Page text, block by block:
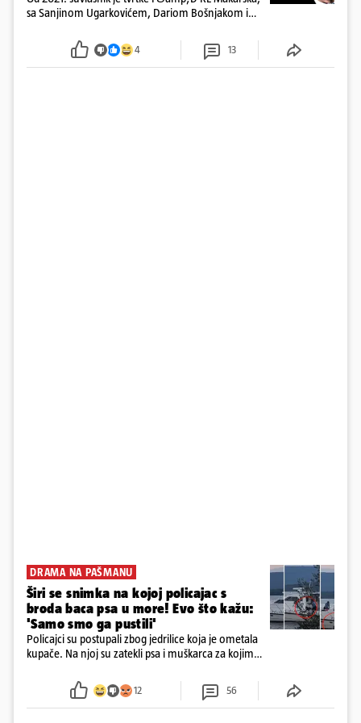
sa Sanjinom Ugarkovićem, Dariom Bošnjakom i
poslovanje nekretninama, a od osnutka nema
zaposlenih
4 13
DRAMA NA PAŠMANU
Širi se snimka na kojoj policajac s
broda baca psa u more! Evo što kažu:
'Samo smo ga pustili'
Policajci su postupali zbog jedrilice koja je ometala
kupače. Na njoj su zatekli psa i muškarca za kojim
ga uhitili, a psa je preuzeo komunalni redar
12 56